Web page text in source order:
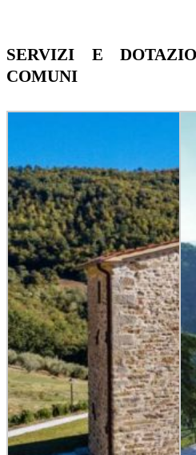
SERVIZI E
COMUNI